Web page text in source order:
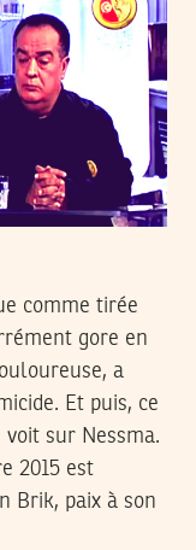
comme tirée
gore en
a
Et puis, ce
voit sur Nessma.
2015 est
Brik, paix à son